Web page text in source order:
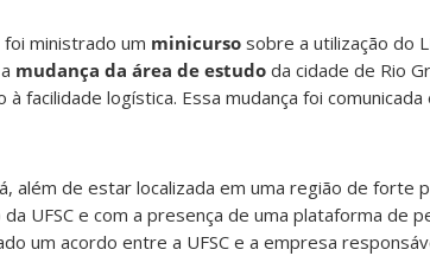
ministrado um minicurso sobre a utilização do
mudança da área de estudo da cidade de Rio
à facilidade logística. Essa mudança foi
além de estar localizada em uma região de forte
UFSC e com a presença de uma plataforma de
um acordo entre a UFSC e a empresa